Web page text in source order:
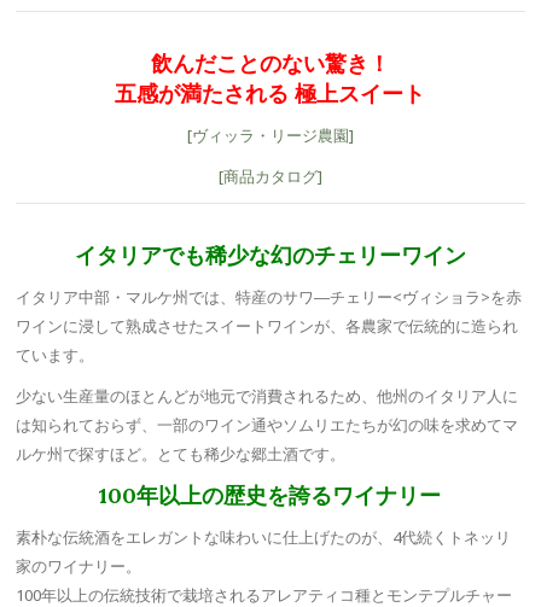
飲んだことのない驚き！
五感が満たされる 極上スイート
[ヴィッラ・リージ農園]
[商品カタログ]
イタリアでも稀少な幻のチェリーワイン
イタリア中部・マルケ州では、特産のサワ―チェリー<ヴィショラ>を赤
ワインに浸して熟成させたスイートワインが、各農家で伝統的に造られ
ています。
少ない生産量のほとんどが地元で消費されるため、他州のイタリア人に
は知られておらず、一部のワイン通やソムリエたちが幻の味を求めてマ
ルケ州で探すほど。とても稀少な郷土酒です。
100年以上の歴史を誇るワイナリー
素朴な伝統酒をエレガントな味わいに仕上げたのが、4代続くトネッリ
家のワイナリー。
100年以上の伝統技術で栽培されるアレアティコ種とモンテプルチャー